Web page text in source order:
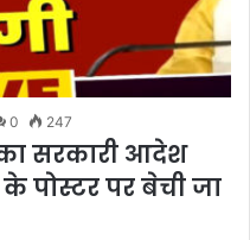
0 247
सरकारी आदेश
पोस्टर पर बेची जा